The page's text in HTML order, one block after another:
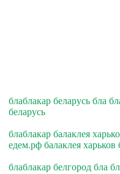
блаблакар беларусь бла
беларусь
блаблакар балаклея
едем.рф балаклея харьков
блаблакар белгород бла